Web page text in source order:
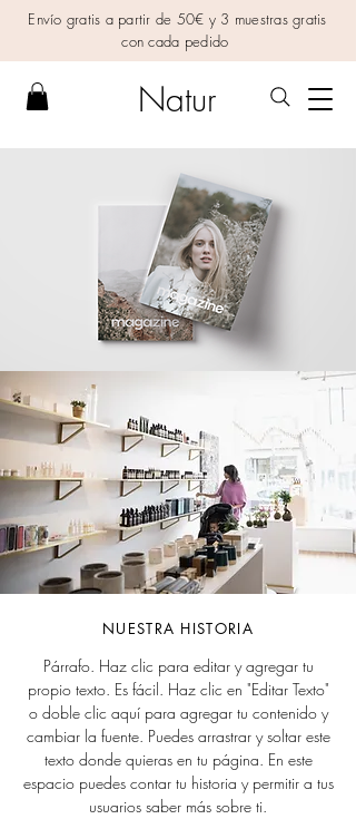
Envío gratis a partir de 50€ y 3 muestras gratis
con cada pedido
Natur
NUESTRA HISTORIA
Párrafo. Haz clic para editar y agregar tu
propio texto. Es fácil. Haz clic en "Editar Texto"
o doble clic aquí para agregar tu contenido y
cambiar la fuente. Puedes arrastrar y soltar este
texto donde quieras en tu página. En este
espacio puedes contar tu historia y permitir a tus
usuarios saber más sobre ti.